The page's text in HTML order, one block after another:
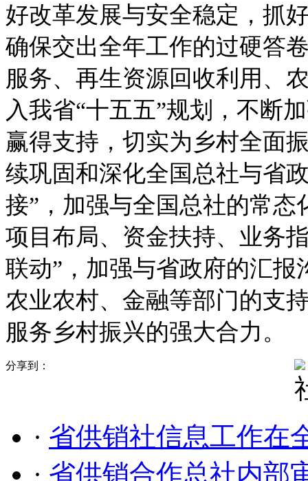
好改革发展与安全稳定，抓
确保交出全年工作的过硬答
服务、再生资源回收利用、
入我省“十五五”规划，不断
赢得支持，切实为乡村全面
续巩固和深化全国总社与省
接”，加强与全国总社的常
项目布局、资金扶持、业务
联动”，加强与省政府的汇
农业农村、金融等部门的支
服务乡村振兴的强大合力。
分享到：
· 省供销社信息工作在
· 省供销合作总社内部